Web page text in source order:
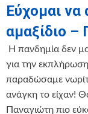
Εύχομαι να
αμαξίδιο –
Η πανδημία δεν
για την
παραδώσαμε
ανάγκη το είχαν!
Παναγιώτη πιο